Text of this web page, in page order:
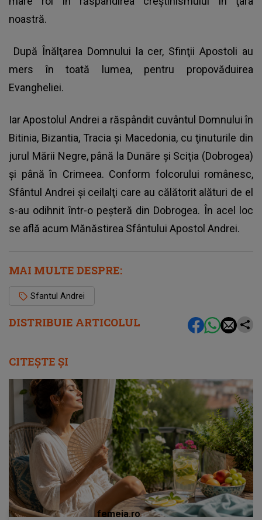
DISTRIBUIE ARTICOLUL
noastră.
După Înălţarea Domnului la cer, Sfinţii Apostoli au
mers în toată lumea, pentru propovăduirea
Evangheliei.
Iar Apostolul Andrei a răspândit cuvântul Domnului în
Bitinia, Bizantia, Tracia şi Macedonia, cu ţinuturile din
jurul Mării Negre, până la Dunăre şi Sciţia (Dobrogea)
şi până în Crimeea. Conform folcorului românesc,
Sfântul Andrei şi ceilalţi care au călătorit alături de el
s-au odihnit într-o peşteră din Dobrogea. În acel loc
se află acum Mănăstirea Sfântului Apostol Andrei.
MAI MULTE DESPRE:
Sfantul Andrei
CITEȘTE ȘI
femeia.ro